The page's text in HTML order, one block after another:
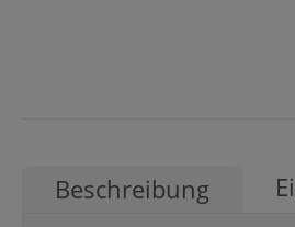
Beschreibung